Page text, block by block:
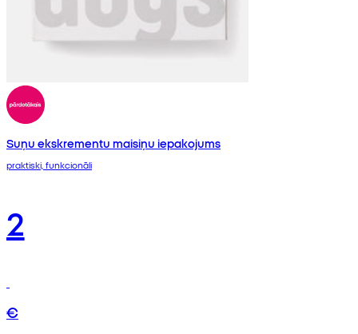
Suņu ekskrementu maisiņu iepakojums
praktiski, funkcionāli
2
€